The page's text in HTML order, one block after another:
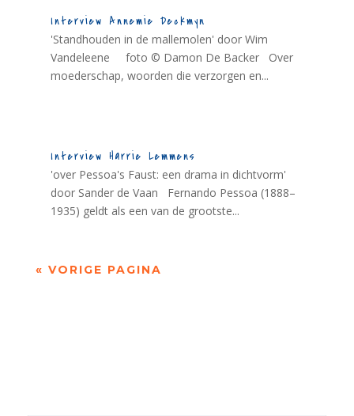
Interview Annemie Deckmyn
'Standhouden in de mallemolen' door Wim
Vandeleene foto © Damon De Backer Over
moederschap, woorden die verzorgen en...
Interview Harrie Lemmens
'over Pessoa's Faust: een drama in dichtvorm'
door Sander de Vaan Fernando Pessoa (1888–
1935) geldt als een van de grootste...
« VORIGE PAGINA